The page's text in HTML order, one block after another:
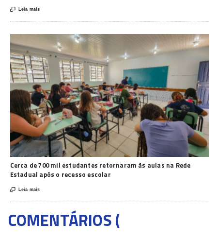
 Leia mais
Cerca de 700 mil estudantes retornaram às aulas na Rede
Estadual após o recesso escolar
 Leia mais
COMENTÁRIOS (